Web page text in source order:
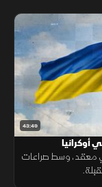
43:49
أوكرانيا
معقد، وسط صراعات